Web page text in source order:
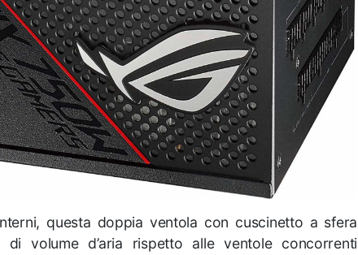
questa doppia ventola con cuscinetto a sfera
volume d’aria rispetto alle ventole concorrenti